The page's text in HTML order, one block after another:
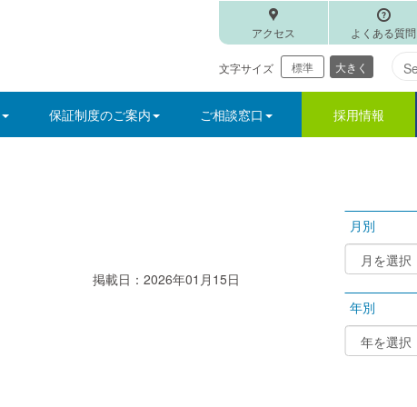
保証制度のご案内 ご相談窓口 採用情報
アクセス よくある質問
文字サイズ 標準 大きく
月別
年別
掲載日：2026年01月15日